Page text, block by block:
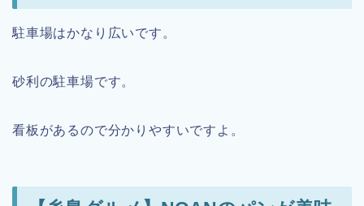
駐車場はかなり広いです。
砂利の駐車場です。
看板があるので分かりやすいですよ。